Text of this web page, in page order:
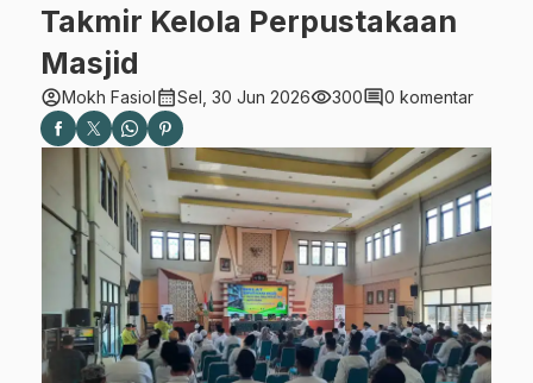
Takmir Kelola Perpustakaan
Masjid
account_circleMokh Fasiolcalendar_monthSel, 30 Jun 2026visibility300comment0 komentar